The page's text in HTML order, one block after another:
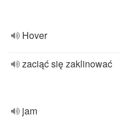
Hover
zaciąć się zaklinować
jam